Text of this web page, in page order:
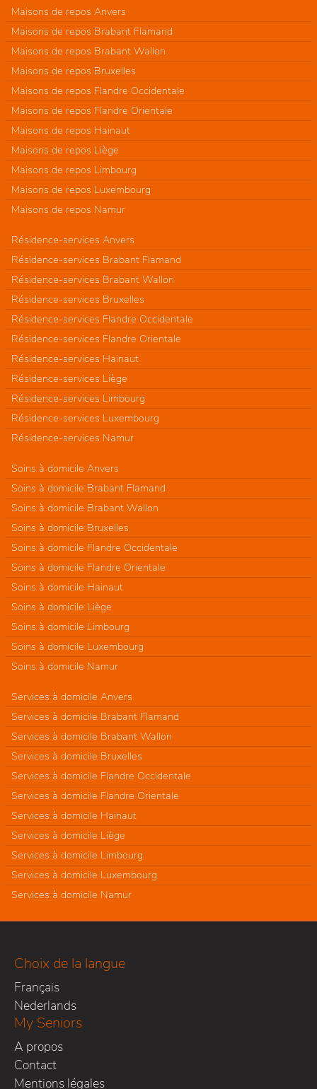
Maisons de repos Anvers
Maisons de repos Brabant Flamand
Maisons de repos Brabant Wallon
Maisons de repos Bruxelles
Maisons de repos Flandre Occidentale
Maisons de repos Flandre Orientale
Maisons de repos Hainaut
Maisons de repos Liège
Maisons de repos Limbourg
Maisons de repos Luxembourg
Maisons de repos Namur
Résidence-services Anvers
Résidence-services Brabant Flamand
Résidence-services Brabant Wallon
Résidence-services Bruxelles
Résidence-services Flandre Occidentale
Résidence-services Flandre Orientale
Résidence-services Hainaut
Résidence-services Liège
Résidence-services Limbourg
Résidence-services Luxembourg
Résidence-services Namur
Soins à domicile Anvers
Soins à domicile Brabant Flamand
Soins à domicile Brabant Wallon
Soins à domicile Bruxelles
Soins à domicile Flandre Occidentale
Soins à domicile Flandre Orientale
Soins à domicile Hainaut
Soins à domicile Liège
Soins à domicile Limbourg
Soins à domicile Luxembourg
Soins à domicile Namur
Services à domicile Anvers
Services à domicile Brabant Flamand
Services à domicile Brabant Wallon
Services à domicile Bruxelles
Services à domicile Flandre Occidentale
Services à domicile Flandre Orientale
Services à domicile Hainaut
Services à domicile Liège
Services à domicile Limbourg
Services à domicile Luxembourg
Services à domicile Namur
Choix de la langue
Français
Nederlands
My Seniors
A propos
Contact
Mentions légales